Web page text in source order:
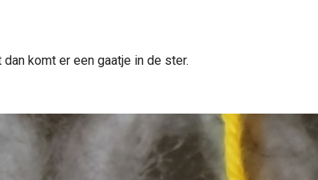
komt er een gaatje in de ster.